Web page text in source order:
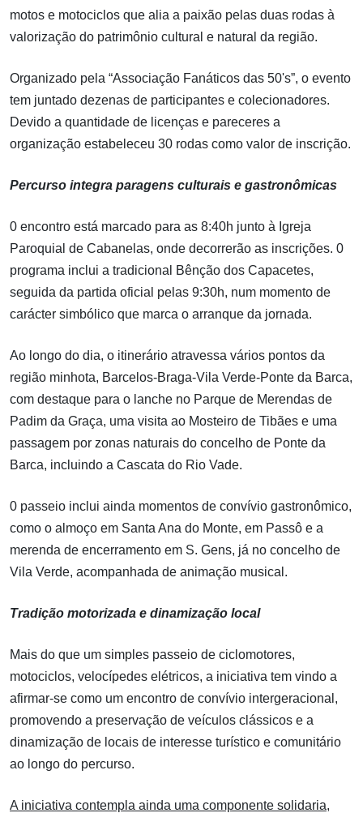
motos e motociclos que alia a paixão pelas duas rodas à
valorização do patrimônio cultural e natural da região.
Organizado pela “Associação Fanáticos das 50's”, o evento
tem juntado dezenas de participantes e colecionadores.
Devido a quantidade de licenças e pareceres a
organização estabeleceu 30 rodas como valor de inscrição.
Percurso integra paragens culturais e gastronômicas
0 encontro está marcado para as 8:40h junto à Igreja
Paroquial de Cabanelas, onde decorrerão as inscrições. 0
programa inclui a tradicional Bênção dos Capacetes,
seguida da partida oficial pelas 9:30h, num momento de
carácter simbólico que marca o arranque da jornada.
Ao longo do dia, o itinerário atravessa vários pontos da
região minhota, Barcelos-Braga-Vila Verde-Ponte da Barca,
com destaque para o lanche no Parque de Merendas de
Padim da Graça, uma visita ao Mosteiro de Tibães e uma
passagem por zonas naturais do concelho de Ponte da
Barca, incluindo a Cascata do Rio Vade.
0 passeio inclui ainda momentos de convívio gastronômico,
como o almoço em Santa Ana do Monte, em Passô e a
merenda de encerramento em S. Gens, já no concelho de
Vila Verde, acompanhada de animação musical.
Tradição motorizada e dinamização local
Mais do que um simples passeio de ciclomotores,
motociclos, velocípedes elétricos, a iniciativa tem vindo a
afirmar-se como um encontro de convívio intergeracional,
promovendo a preservação de veículos clássicos e a
dinamização de locais de interesse turístico e comunitário
ao longo do percurso.
A iniciativa contempla ainda uma componente solidaria,